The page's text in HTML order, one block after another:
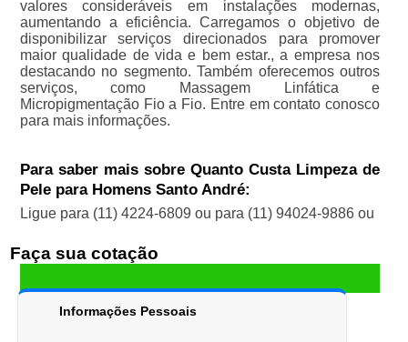
valores consideráveis em instalações modernas,
aumentando a eficiência. Carregamos o objetivo de
disponibilizar serviços direcionados para promover
maior qualidade de vida e bem estar., a empresa nos
destacando no segmento. Também oferecemos outros
serviços, como Massagem Linfática e
Micropigmentação Fio a Fio. Entre em contato conosco
para mais informações.
Para saber mais sobre Quanto Custa Limpeza de
Pele para Homens Santo André:
Ligue para (11) 4224-6809 ou para (11) 94024-9886ou
Faça sua cotação
Informações Pessoais